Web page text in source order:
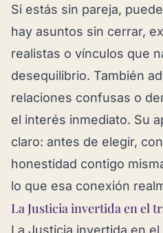
Si estás sin pareja,
hay asuntos sin cerrar,
realistas o vínculos que
desequilibrio. También
relaciones confusas o
el interés inmediato. Su
claro: antes de elegir,
honestidad contigo
lo que esa conexión
La Justicia invertida en el
La Justicia invertida en